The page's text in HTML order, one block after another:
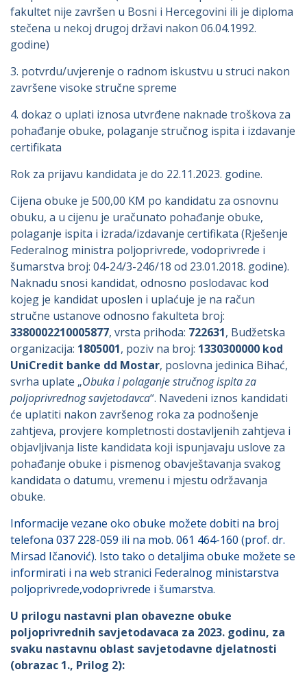
fakultet nije završen u Bosni i Hercegovini ili je diploma
stečena u nekoj drugoj državi nakon 06.04.1992.
godine)
3. potvrdu/uvjerenje o radnom iskustvu u struci nakon
završene visoke stručne spreme
4. dokaz o uplati iznosa utvrđene naknade troškova za
pohađanje obuke, polaganje stručnog ispita i izdavanje
certifikata
Rok za prijavu kandidata je do 22.11.2023. godine.
Cijena obuke je 500,00 KM po kandidatu za osnovnu
obuku, a u cijenu je uračunato pohađanje obuke,
polaganje ispita i izrada/izdavanje certifikata (Rješenje
Federalnog ministra poljoprivrede, vodoprivrede i
šumarstva broj: 04-24/3-246/18 od 23.01.2018. godine).
Naknadu snosi kandidat, odnosno poslodavac kod
kojeg je kandidat uposlen i uplaćuje je na račun
stručne ustanove odnosno fakulteta broj:
3380002210005877, vrsta prihoda: 722631, Budžetska
organizacija: 1805001, poziv na broj: 1330300000 kod
UniCredit banke dd Mostar, poslovna jedinica Bihać,
svrha uplate „Obuka i polaganje stručnog ispita za
poljoprivrednog savjetodavca“. Navedeni iznos kandidati
će uplatiti nakon završenog roka za podnošenje
zahtjeva, provjere kompletnosti dostavljenih zahtjeva i
objavljivanja liste kandidata koji ispunjavaju uslove za
pohađanje obuke i pismenog obavještavanja svakog
kandidata o datumu, vremenu i mjestu održavanja
obuke.
Informacije vezane oko obuke možete dobiti na broj
telefona 037 228-059 ili na mob. 061 464-160 (prof. dr.
Mirsad Ičanović). Isto tako o detaljima obuke možete se
informirati i na web stranici Federalnog ministarstva
poljoprivrede,vodoprivrede i šumarstva.
U prilogu nastavni plan obavezne obuke
poljoprivrednih savjetodavaca za 2023. godinu, za
svaku nastavnu oblast savjetodavne djelatnosti
(obrazac 1., Prilog 2):